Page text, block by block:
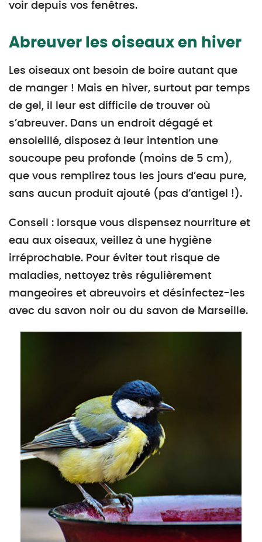
voir depuis vos fenêtres.
Abreuver les oiseaux en hiver
Les oiseaux ont besoin de boire autant que
de manger ! Mais en hiver, surtout par temps
de gel, il leur est difficile de trouver où
s’abreuver. Dans un endroit dégagé et
ensoleillé, disposez à leur intention une
soucoupe peu profonde (moins de 5 cm),
que vous remplirez tous les jours d’eau pure,
sans aucun produit ajouté (pas d’antigel !).
Conseil : lorsque vous dispensez nourriture et
eau aux oiseaux, veillez à une hygiène
irréprochable. Pour éviter tout risque de
maladies, nettoyez très régulièrement
mangeoires et abreuvoirs et désinfectez-les
avec du savon noir ou du savon de Marseille.